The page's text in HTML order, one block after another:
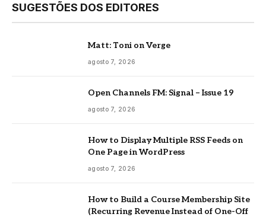
SUGESTÕES DOS EDITORES
Matt: Toni on Verge
agosto 7, 2026
Open Channels FM: Signal – Issue 19
agosto 7, 2026
How to Display Multiple RSS Feeds on
One Page in WordPress
agosto 7, 2026
How to Build a Course Membership Site
(Recurring Revenue Instead of One-Off